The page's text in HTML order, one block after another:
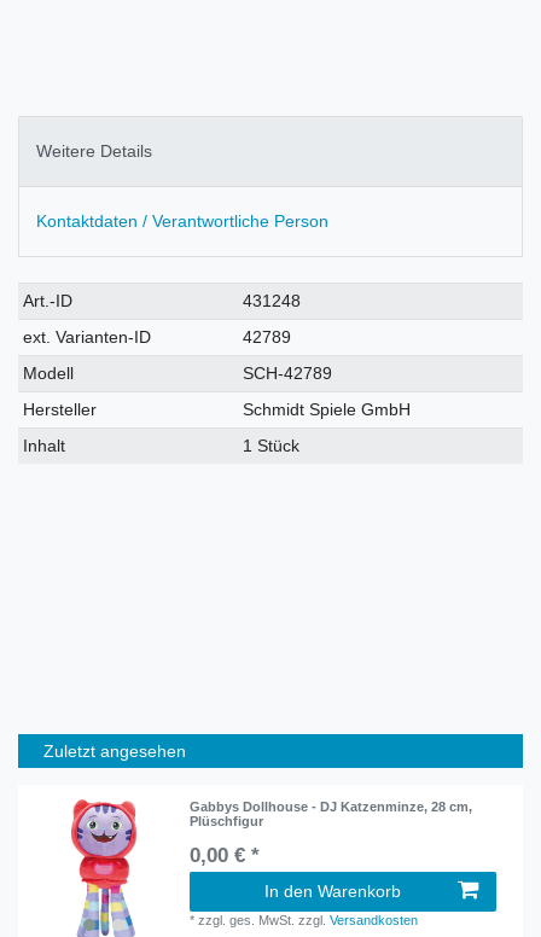
Weitere Details
Kontaktdaten / Verantwortliche Person
Technisches
Merkmal
Wert
Art.-ID
431248
ext. Varianten-ID
42789
Modell
SCH-42789
Hersteller
Schmidt Spiele GmbH
Inhalt
1 Stück
Zuletzt angesehen
Gabbys Dollhouse - DJ Katzenminze, 28 cm,
Plüschfigur
0,00 € *
In den Warenkorb
*zzgl. ges. MwSt. zzgl.Versandkosten